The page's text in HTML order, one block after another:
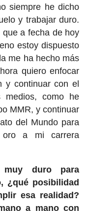
siempre he dicho
y trabajar duro.
a fecha de hoy
estoy dispuesto
me ha hecho más
quiero enfocar
y continuar con el
medios, como he
MMR, y continuar
del Mundo para
a mi carrera
duro para
¿qué posibilidad
esa realidad?
a mano con